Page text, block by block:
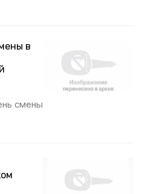
в
смены